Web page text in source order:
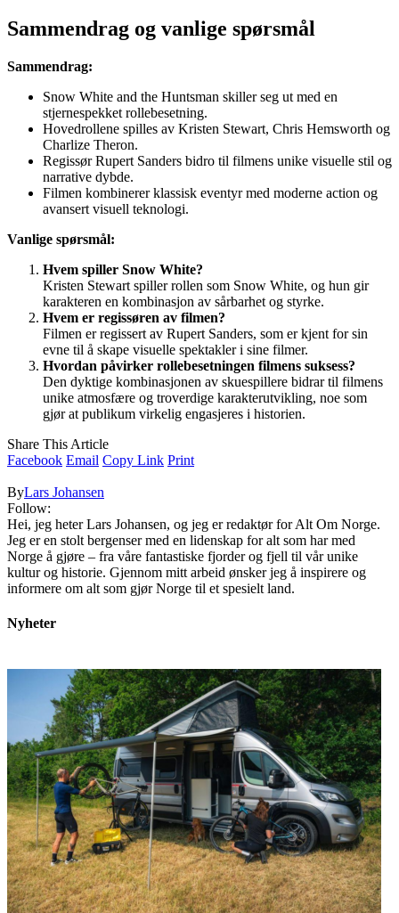
Sammendrag og vanlige spørsmål
Sammendrag:
Snow White and the Huntsman skiller seg ut med en
stjernespekket rollebesetning.
Hovedrollene spilles av Kristen Stewart, Chris Hemsworth og
Charlize Theron.
Regissør Rupert Sanders bidro til filmens unike visuelle stil og
narrative dybde.
Filmen kombinerer klassisk eventyr med moderne action og
avansert visuell teknologi.
Vanlige spørsmål:
Hvem spiller Snow White?
Kristen Stewart spiller rollen som Snow White, og hun gir
karakteren en kombinasjon av sårbarhet og styrke.
Hvem er regissøren av filmen?
Filmen er regissert av Rupert Sanders, som er kjent for sin
evne til å skape visuelle spektakler i sine filmer.
Hvordan påvirker rollebesetningen filmens suksess?
Den dyktige kombinasjonen av skuespillere bidrar til filmens
unike atmosfære og troverdige karakterutvikling, noe som
gjør at publikum virkelig engasjeres i historien.
Share This Article
Facebook Email Copy Link Print
ByLars Johansen
Follow:
Hei, jeg heter Lars Johansen, og jeg er redaktør for Alt Om Norge.
Jeg er en stolt bergenser med en lidenskap for alt som har med
Norge å gjøre – fra våre fantastiske fjorder og fjell til vår unike
kultur og historie. Gjennom mitt arbeid ønsker jeg å inspirere og
informere om alt som gjør Norge til et spesielt land.
Nyheter